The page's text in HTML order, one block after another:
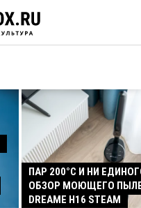
ПАР 200°C И НИ
ОБЗОР МОЮЩЕГО
DREAME H16 STEAM